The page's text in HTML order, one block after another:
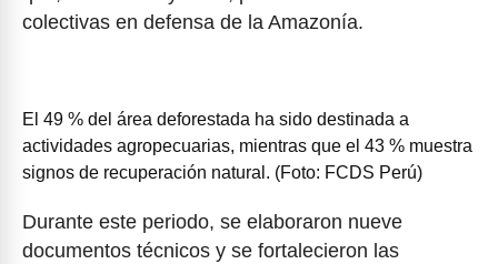
colectivas en defensa de la Amazonía.
El 49 % del área deforestada ha sido destinada a
actividades agropecuarias, mientras que el 43 % muestra
signos de recuperación natural. (Foto: FCDS Perú)
Durante este periodo, se elaboraron nueve
documentos técnicos y se fortalecieron las